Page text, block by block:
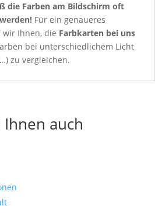
die Farben am Bildschirm oft
Für ein genaueres
Ihnen, die Farbkarten bei uns
bei unterschiedlichem Licht
zu vergleichen.
auch